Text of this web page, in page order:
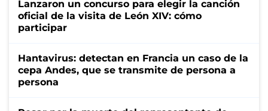
Lanzaron un concurso para elegir la canción
oficial de la visita de León XIV: cómo
participar
Hantavirus: detectan en Francia un caso de la
cepa Andes, que se transmite de persona a
persona